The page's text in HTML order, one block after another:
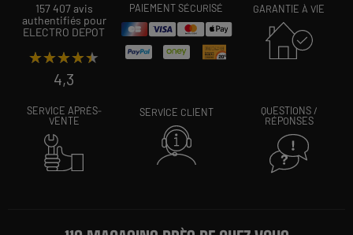
157 407 avis
authentifiés pour
ELECTRO DEPOT
★★★★★
★★★★★
4,3
PAIEMENT SÉCURISÉ GARANTIE À VIE
SERVICE APRÈS-
VENTE
SERVICE CLIENT
QUESTIONS /
RÉPONSES